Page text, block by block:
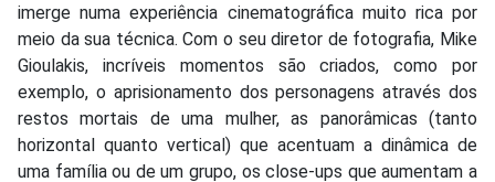
imerge numa experiência cinematográfica muito rica por
meio da sua técnica. Com o seu diretor de fotografia, Mike
Gioulakis, incríveis momentos são criados, como por
exemplo, o aprisionamento dos personagens através dos
restos mortais de uma mulher, as panorâmicas (tanto
horizontal quanto vertical) que acentuam a dinâmica de
uma família ou de um grupo, os close-ups que aumentam a